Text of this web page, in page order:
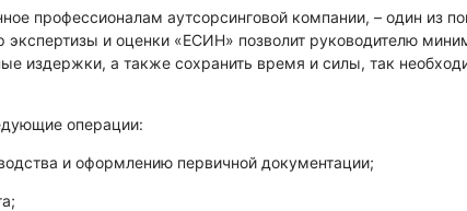
профессионалам аутсорсинговой компании, – один из
и оценки «ЕСИН» позволит руководителю
издержки, а также сохранить время и силы, так
операции:
и оформлению первичной документации;